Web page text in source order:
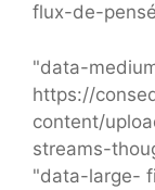
flux-de-
"data-
https://
content/
streams-
"data-large-